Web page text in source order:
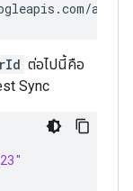
ต่อไปนี้คือ
Sync